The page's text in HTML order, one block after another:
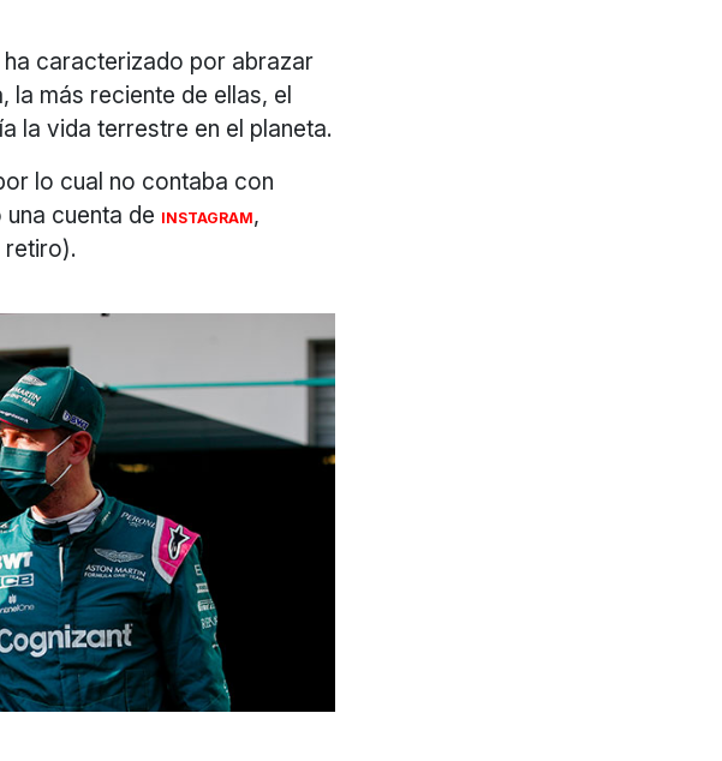
caracterizado por abrazar
la más reciente de ellas, el
la vida terrestre en el planeta.
lo cual no contaba con
cuenta de INSTAGRAM,
retiro).